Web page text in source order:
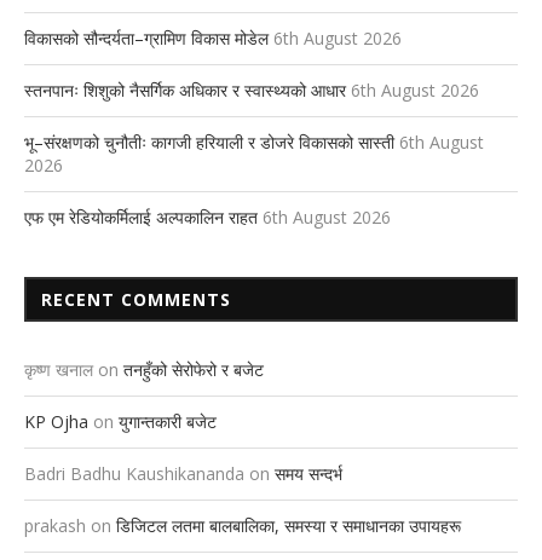
विकासको सौन्दर्यता–ग्रामिण विकास मोडेल 6th August 2026
स्तनपानः शिशुको नैसर्गिक अधिकार र स्वास्थ्यको आधार 6th August 2026
भू–संरक्षणको चुनौतीः कागजी हरियाली र डोजरे विकासको सास्ती 6th August
2026
एफ एम रेडियोकर्मिलाई अल्पकालिन राहत 6th August 2026
RECENT COMMENTS
कृष्ण खनाल on तनहुँको सेरोफेरो र बजेट
KP Ojha on युगान्तकारी बजेट
Badri Badhu Kaushikananda on समय सन्दर्भ
prakash on डिजिटल लतमा बालबालिका, समस्या र समाधानका उपायहरू